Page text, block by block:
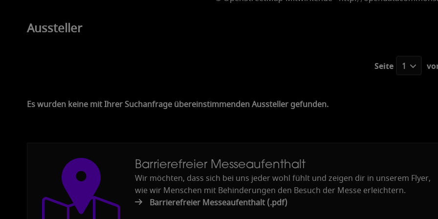
Aussteller
Seite 1
Es wurden keine mit Ihrer Suchanfrage übereinstimmenden Aussteller gefunden.
Barrierefreier Messeaufenthalt
Wir möchten, dass sich bei uns jeder wohl fühlt und zeigen dir in unserem Flyer,
wie wir Menschen mit Behinderungen den Besuch der Messe erleichtern.
Barrierefreier Messeaufenthalt (.pdf)